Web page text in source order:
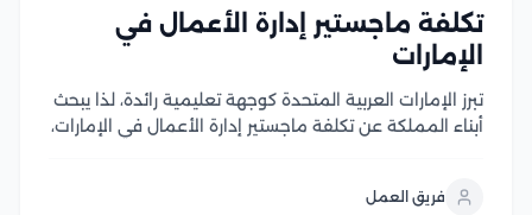
تكلفة ماجستير إدارة الأعمال في
الإمارات
تبرز الإمارات العربية المتحدة كوجهة تعليمية رائدة، لذا يبحث
أبناء المملكة عن تكلفة ماجستير إدارة الأعمال في الإمارات،
الجامعات الإماراتية بتقديم جودة تعليمية عالية...
فريق العمل